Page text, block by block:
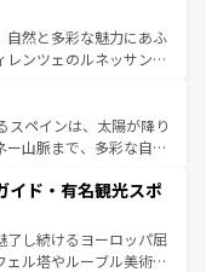
自然と多彩な魅力にあふ
レンツェのルネッサンス
やアマルフィ海岸の絶
観光の合間には、本場の
料理を堪能することも
ない旅をしてみよう！
スペインは、太陽が降り
山脈まで、多彩な自然
フラメンコ、熱気あふ
生活の一部となってい
雰囲気や、バルセロナの
古代ローマ遺跡や中世
イド・有名観光スポ
了し続けるヨーロッパ屈
ル塔やルーブル美術館